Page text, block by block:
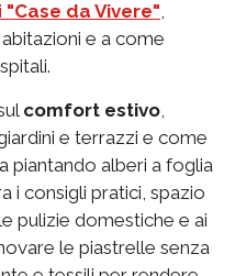
"Case da Vivere",
e a come
comfort estivo,
e terrazzi e come
piantando alberi a foglia
i consigli pratici, spazio
pulizie domestiche e ai
le piastrelle senza